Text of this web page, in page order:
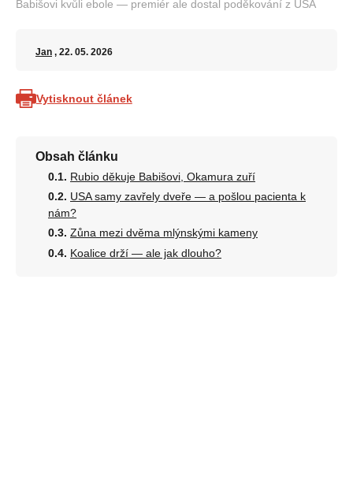
Babišovi kvůli ebole — premiér ale dostal poděkování z USA
Jan , 22. 05. 2026
Vytisknout článek
Obsah článku
Rubio děkuje Babišovi, Okamura zuří
USA samy zavřely dveře — a pošlou pacienta k
nám?
Zůna mezi dvěma mlýnskými kameny
Koalice drží — ale jak dlouho?